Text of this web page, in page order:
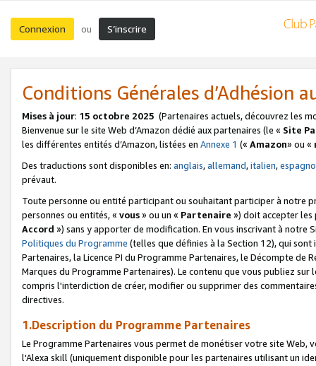
Connexion ou S’inscrire
Conditions Générales d’Adhésion
Mises à jour: 15 octobre 2025 (Partenaires actuels, découvrez les
Bienvenue sur le site Web d’Amazon dédié aux partenaires (le « Site
les différentes entités d’Amazon, listées en Annexe 1 (« Amazon» ou «
Des traductions sont disponibles en: anglais,allemand,italien,
prévaut.
Toute personne ou entité participant ou souhaitant participer à notre
personnes ou entités, « vous» ou un « Partenaire ») doit accepter les
Accord ») sans y apporter de modification. En vous inscrivant à notre
Politiques du Programme (telles que définies à la Section 12), qui
Partenaires, la Licence PI du Programme Partenaires, le Décompte de
Marques du Programme Partenaires). Le contenu que vous publiez
compris l'interdiction de créer, modifier ou supprimer des
directives.
1.Description du Programme Partenaires
Le Programme Partenaires vous permet de monétiser votre site Web,
l'Alexa skill (uniquement disponible pour les partenaires utilisant un